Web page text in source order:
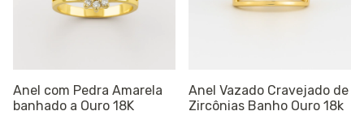
Anel com Pedra Amarela
banhado a Ouro 18K
Anel Vazado Cravejado de
Zircônias Banho Ouro 18k